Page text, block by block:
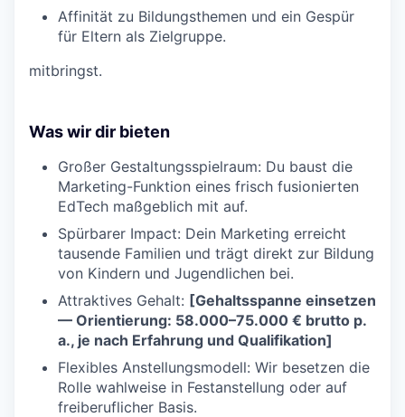
Affinität zu Bildungsthemen und ein Gespür
für Eltern als Zielgruppe.
mitbringst.
Was wir dir bieten
Großer Gestaltungsspielraum: Du baust die
Marketing-Funktion eines frisch fusionierten
EdTech maßgeblich mit auf.
Spürbarer Impact: Dein Marketing erreicht
tausende Familien und trägt direkt zur Bildung
von Kindern und Jugendlichen bei.
Attraktives Gehalt: [Gehaltsspanne einsetzen
— Orientierung: 58.000–75.000 € brutto p.
a., je nach Erfahrung und Qualifikation]
Flexibles Anstellungsmodell: Wir besetzen die
Rolle wahlweise in Festanstellung oder auf
freiberuflicher Basis.